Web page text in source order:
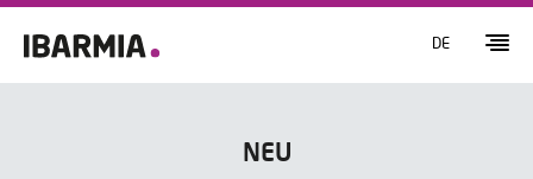
DE
NEU